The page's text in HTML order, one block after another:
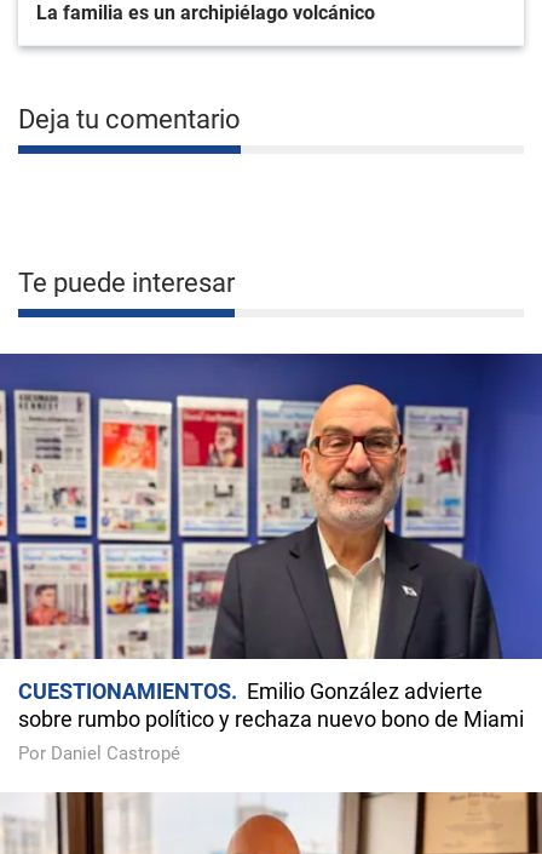
La familia es un archipiélago volcánico
Deja tu comentario
Te puede interesar
CUESTIONAMIENTOS
Emilio González advierte
sobre rumbo político y rechaza nuevo bono de Miami
Por Daniel Castropé